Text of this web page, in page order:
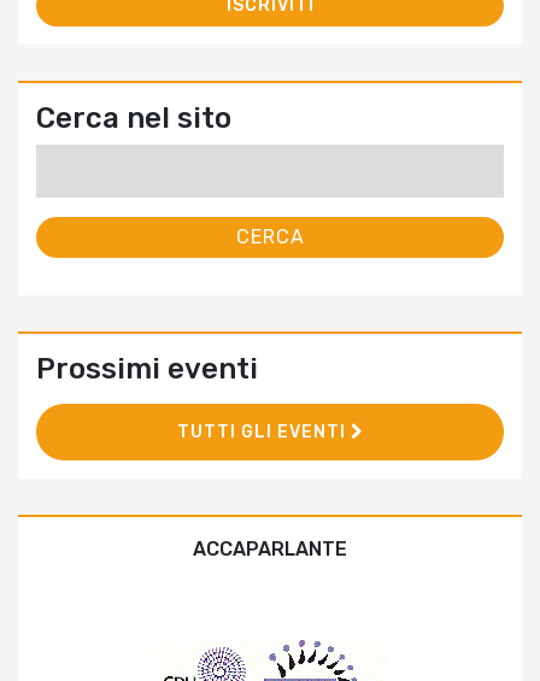
Cerca nel sito
Prossimi eventi
TUTTI GLI EVENTI
ACCAPARLANTE